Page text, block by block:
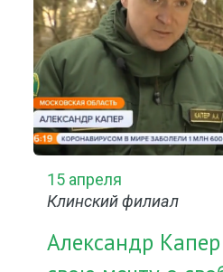
15 апреля
Клинский филиал
Александр